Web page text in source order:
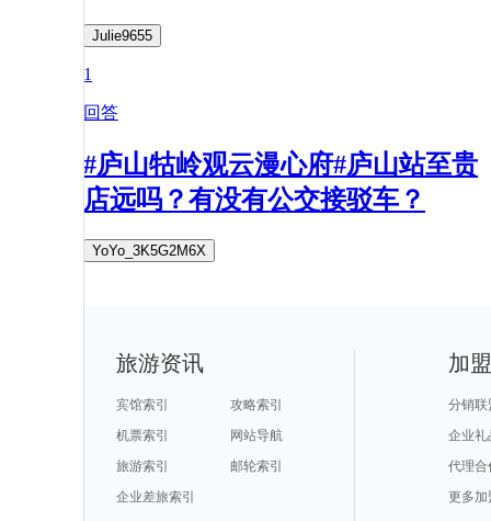
Julie9655
1
回答
#庐山牯岭观云漫心府#庐山站至贵
店远吗？有没有公交接驳车？
YoYo_3K5G2M6X
旅游资讯
宾馆索引
攻略索引
机票索引
网站导航
旅游索引
邮轮索引
企业差旅索引
加
分销联
企业礼
代理合
更多加